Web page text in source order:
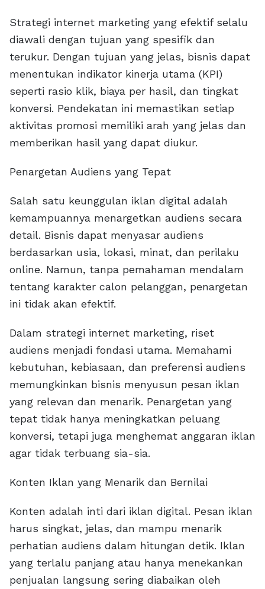
Strategi internet marketing yang efektif selalu
diawali dengan tujuan yang spesifik dan
terukur. Dengan tujuan yang jelas, bisnis dapat
menentukan indikator kinerja utama (KPI)
seperti rasio klik, biaya per hasil, dan tingkat
konversi. Pendekatan ini memastikan setiap
aktivitas promosi memiliki arah yang jelas dan
memberikan hasil yang dapat diukur.
Penargetan Audiens yang Tepat
Salah satu keunggulan iklan digital adalah
kemampuannya menargetkan audiens secara
detail. Bisnis dapat menyasar audiens
berdasarkan usia, lokasi, minat, dan perilaku
online. Namun, tanpa pemahaman mendalam
tentang karakter calon pelanggan, penargetan
ini tidak akan efektif.
Dalam strategi internet marketing, riset
audiens menjadi fondasi utama. Memahami
kebutuhan, kebiasaan, dan preferensi audiens
memungkinkan bisnis menyusun pesan iklan
yang relevan dan menarik. Penargetan yang
tepat tidak hanya meningkatkan peluang
konversi, tetapi juga menghemat anggaran iklan
agar tidak terbuang sia-sia.
Konten Iklan yang Menarik dan Bernilai
Konten adalah inti dari iklan digital. Pesan iklan
harus singkat, jelas, dan mampu menarik
perhatian audiens dalam hitungan detik. Iklan
yang terlalu panjang atau hanya menekankan
penjualan langsung sering diabaikan oleh